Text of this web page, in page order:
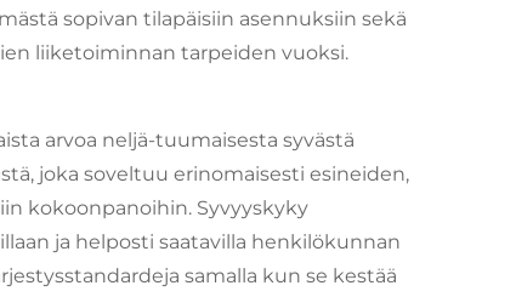
sopivan tilapäisiin asennuksiin sekä
liiketoiminnan tarpeiden vuoksi.
arvoa neljä-tuumaisesta syvästä
joka soveltuu erinomaisesti esineiden,
kokoonpanoihin. Syvyyskyky
ja helposti saatavilla henkilökunnan
samalla kun se kestää